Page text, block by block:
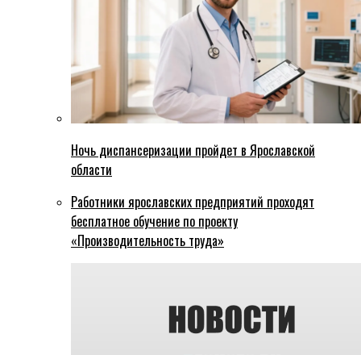
Ночь диспансеризации пройдет в Ярославской
области
Работники ярославских предприятий проходят
бесплатное обучение по проекту
«Производительность труда»